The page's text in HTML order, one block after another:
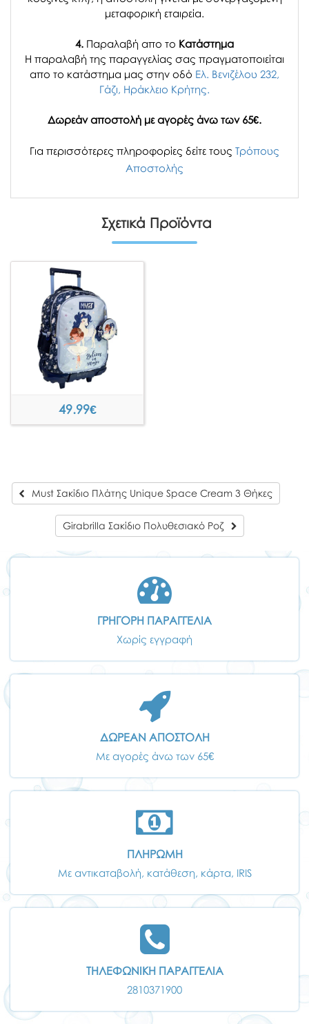
μεταφορική εταιρεία.
4. Παραλαβή απο το Κατάστημα
H παραλαβή της παραγγελίας σας πραγματοποιείται
απο το κατάστημα μας στην οδό Ελ. Βενιζέλου 232,
Γάζι, Ηράκλειο Κρήτης.
Δωρεάν αποστολή με αγορές άνω των 65€.
Για περισσότερες πληροφορίες δείτε τους Τρόπους
Αποστολής
Σχετικά Προϊόντα
49.99€
Must Σακίδιο Πλάτης Unique Space Cream 3 Θήκες
Girabrilla Σακίδιο Πολυθεσιακό Ροζ
ΓΡΗΓΟΡΗ ΠΑΡΑΓΓΕΛΙΑ
Χωρίς εγγραφή
ΔΩΡΕΑΝ ΑΠΟΣΤΟΛΗ
Με αγορές άνω των 65€
ΠΛΗΡΩΜΗ
Με αντικαταβολή, κατάθεση, κάρτα, IRIS
ΤΗΛΕΦΩΝΙΚΗ ΠΑΡΑΓΓΕΛΙΑ
2810371900